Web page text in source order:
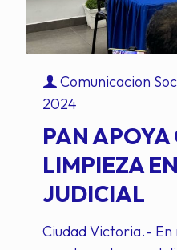
Comunicacion
2024
PAN
LIMPIEZA
JUDICIAL
Ciudad Victoria.- En